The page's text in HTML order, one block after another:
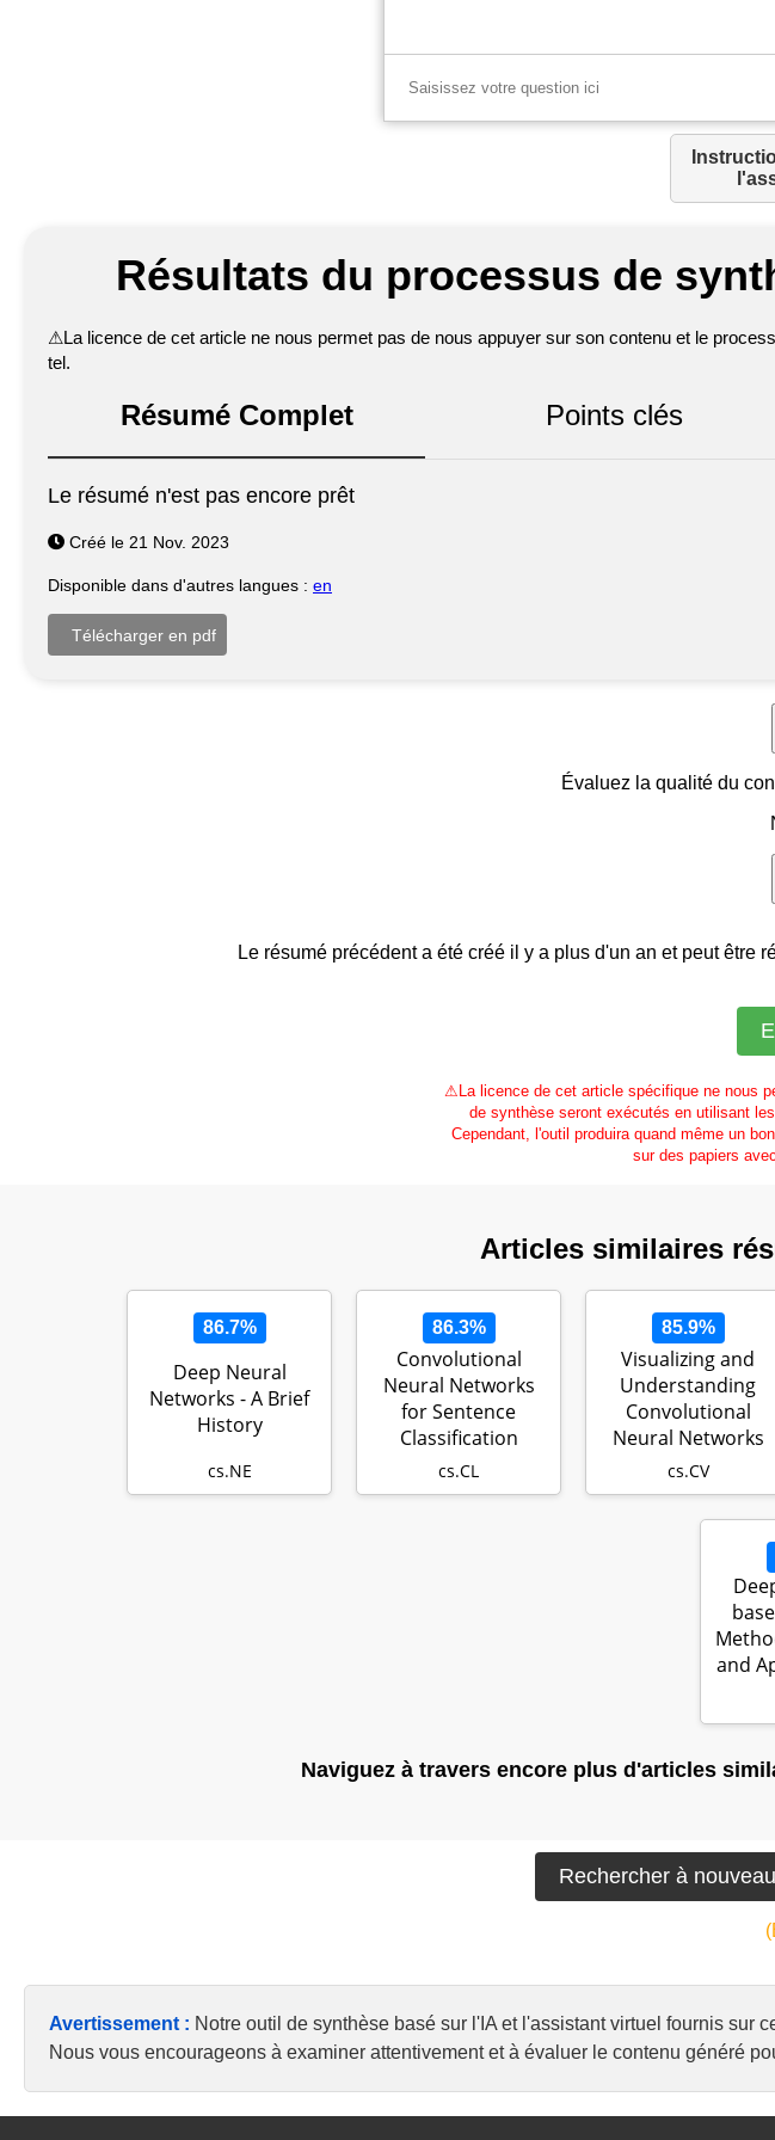
Résultats du processus de
⚠La licence de cet article ne nous permet pas de nous appuyer sur son contenu et le
tel.
Résumé Complet Points clés
Le résumé n'est pas encore prêt
Créé le 21 Nov. 2023
Disponible dans d'autres langues : en
Évaluez la qualité du
Le résumé précédent a été créé il y a plus d'un an et peut
⚠ La licence de cet article spécifique ne nous
de synthèse seront exécutés en utilisant
Cependant, l'outil produira quand même un
sur des papiers
Articles similaires
86.7%
Deep Neural
Networks - A Brief
History
cs.NE
86.3%
Convolutional
Neural Networks
for Sentence
Classification
cs.CL
85.9%
Visualizing and
Understanding
Convolutional
Neural Networks
cs.CV
and
Naviguez à travers encore plus d'articles
Avertissement : Notre outil de synthèse basé sur l'IA et l'assistant virtuel fournis sur
Nous vous encourageons à examiner attentivement et à évaluer le contenu généré